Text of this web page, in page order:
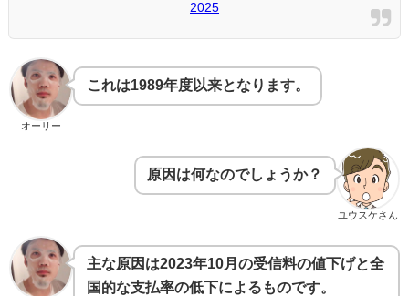
2025
オーリー
これは1989年度以来となります。
ユウスケさん
原因は何なのでしょうか？
主な原因は2023年10月の受信料の値下げと全
国的な支払率の低下によるものです。